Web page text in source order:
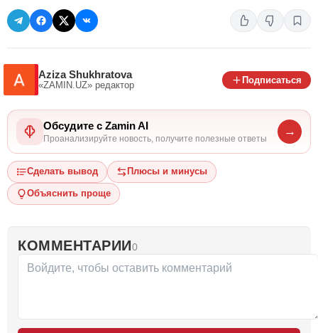
Aziza Shukhratova
«ZAMIN.UZ» редактор
Подписаться
Обсудите с Zamin AI
Проанализируйте новость, получите полезные ответы
→
Сделать вывод Плюсы и минусы
Объяснить проще
КОММЕНТАРИИ0